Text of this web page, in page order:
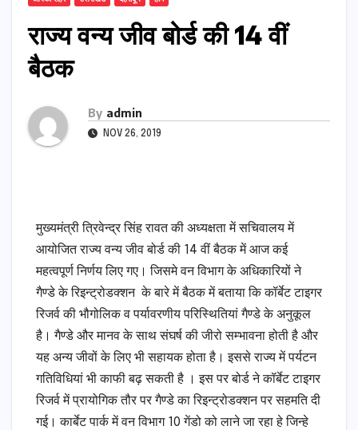
राज्य वन्य जीव बोर्ड की 14 वीं
बैठक
By admin
NOV 26, 2019
मुख्यमंत्री त्रिवेन्द्र सिंह रावत की अध्यक्षता में सचिवालय में
आयोजित राज्य वन्य जीव बोर्ड की 14 वीं बैठक में आज कई
महत्वपूर्ण निर्णय लिए गए। जिसमे वन विभाग के अधिकारियों ने
गैण्डे के रिइन्ट्रोडक्शन के बारे में बैठक में बताया कि कॉर्बेट टाइगर
रिजर्व की भौगोलिक व पर्यावरणीय परिस्थितियां गैण्डे के अनुकूल
है। गैण्डे और मानव के साथ संघर्ष की जीरो सम्भावना होती है और
यह अन्य जीवों के लिए भी सहायक होता है। इससे राज्य में पर्यटन
गतिविधियां भी काफी बढ़ सकती है । इस पर बोर्ड ने कॉर्बेट टाइगर
रिजर्व में प्रायोगिक तौर पर गैण्डे का रिइन्ट्रोडक्शन पर सहमति दी
गई। कार्बेट पार्क में वन विभाग 10 गेंडो को लाने जा रहा हे जिन्हे